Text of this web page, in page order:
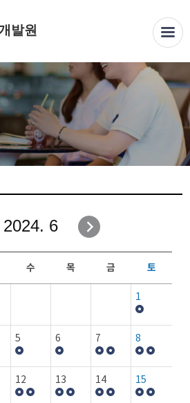
발원
2024. 6
수 목 금 토
1
5 6 7 8
12 13 14 15